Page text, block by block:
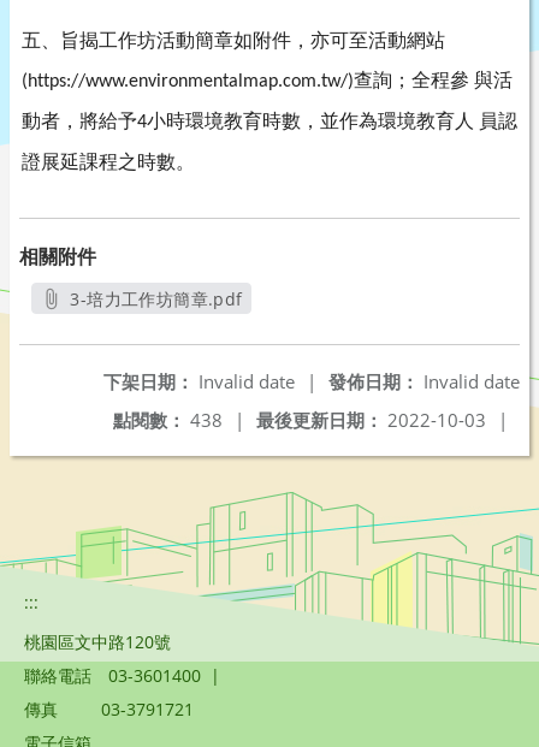
五、旨揭工作坊活動簡章如附件，亦可至活動網站
(https://www.environmentalmap.com.tw/)查詢；全程參 與活
動者，將給予4小時環境教育時數，並作為環境教育人
員認
證展延課程之時數。
相關附件
3-培力工作坊簡章.pdf
發佈日期： Invalid date
下架日期： Invalid date
|
最後更新日期： 2022-10-03 |
點閱數： 438 |
:::
桃園區文中路120號
聯絡電話
03-3601400 |
傳真
03-3791721